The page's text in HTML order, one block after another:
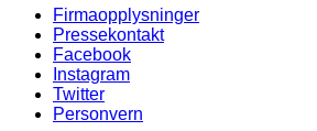
Firmaopplysninger
Pressekontakt
Facebook
Instagram
Twitter
Personvern